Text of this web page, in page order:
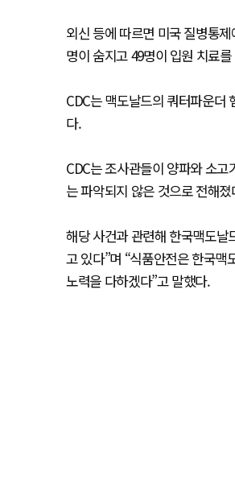
외신 등에 따르면 미국 질병통
명이 숨지고 49명이 입원 치료
CDC는 맥도날드의 쿼터파운더
다.
CDC는 조사관들이 양파와 소
는 파악되지 않은 것으로 전해졌
해당 사건과 관련해 한국맥도날
고 있다”며 “식품안전은 한국
노력을 다하겠다”고 말했다.